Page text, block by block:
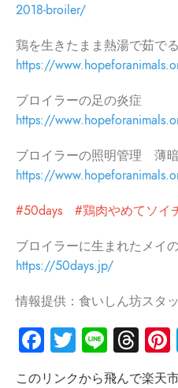
2018-broiler/
鶏を生きたまま熱湯で茹で
https://
ブロイラーの足の炎症
https://
ブロイラーの照明管理 薄
https://
#50days #鶏肉やめてソイ
ブロイラーに生まれたメイ
https://50days.jp/
情報提供：食いしん坊スタ
Facebook
Twitter
Line
このリンクから飛んで楽天